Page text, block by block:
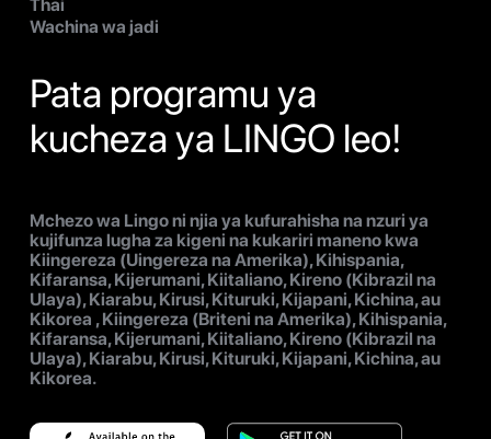
Thai
Wachina wa jadi
Pata programu ya
kucheza ya LINGO leo!
Mchezo wa Lingo ni njia ya kufurahisha na nzuri ya
kujifunza lugha za kigeni na kukariri maneno kwa
Kiingereza (Uingereza na Amerika), Kihispania,
Kifaransa, Kijerumani, Kiitaliano, Kireno (Kibrazil na
Ulaya), Kiarabu, Kirusi, Kituruki, Kijapani, Kichina, au
Kikorea , Kiingereza (Briteni na Amerika), Kihispania,
Kifaransa, Kijerumani, Kiitaliano, Kireno (Kibrazil na
Ulaya), Kiarabu, Kirusi, Kituruki, Kijapani, Kichina, au
Kikorea.